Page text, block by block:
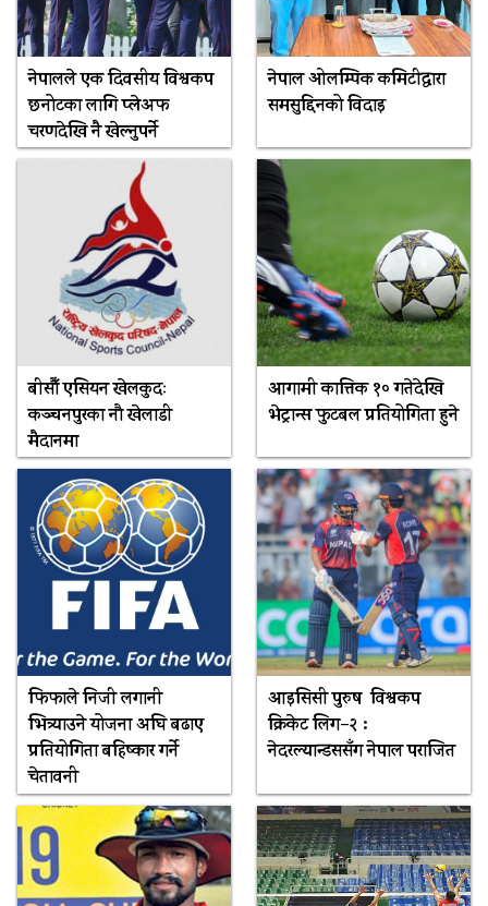
नेपालले एक दिवसीय विश्वकप
छनोटका लागि प्लेअफ
चरणदेखि नै खेल्नुपर्ने
नेपाल ओलम्पिक कमिटीद्वारा
समसुद्दिनको विदाइ
बीसौँ एसियन खेलकुदः
कञ्चनपुरका नौ खेलाडी
मैदानमा
आगामी कात्तिक १० गतेदेखि
भेट्रान्स फुटबल प्रतियोगिता हुने
फिफाले निजी लगानी
भित्र्याउने योजना अघि बढाए
प्रतियोगिता बहिष्कार गर्ने
चेतावनी
आइसिसी पुरुष विश्वकप
क्रिकेट लिग–२ :
नेदरल्यान्डससँग नेपाल पराजित